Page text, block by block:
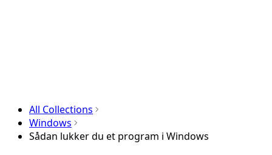
All Collections
Windows
Sådan lukker du et program i Windows